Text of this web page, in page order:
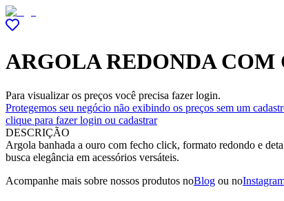
ARGOLA REDONDA
Para visualizar os preços você precisa fazer login.
Protegemos seu negócio não exibindo os preços sem um
clique para fazer login ou cadastrar
DESCRIÇÃO
Argola banhada a ouro com fecho click, formato redondo e
busca elegância em acessórios versáteis.
Acompanhe mais sobre nossos produtos noBlog ou no